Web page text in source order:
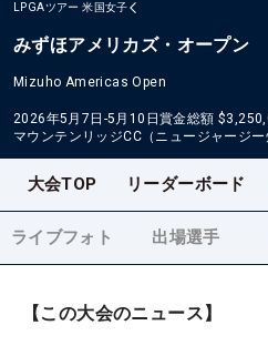
LPGAツアー 米国女子
みずほアメリカズ・オープン
Mizuho Americas Open
2026年5月7日-5月10日賞金総額
マウンテンリッジCC（ニュージャージー
大会TOP リーダーボード
ライブフォト 出場選手
【この大会のニュース】